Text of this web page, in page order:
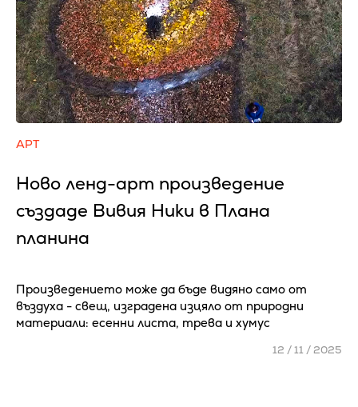
АРТ
Ново ленд-арт произведение
създаде Вивия Ники в Плана
планина
Произведението може да бъде видяно само от
въздуха - свещ, изградена изцяло от природни
материали: есенни листа, трева и хумус
12 / 11 / 2025